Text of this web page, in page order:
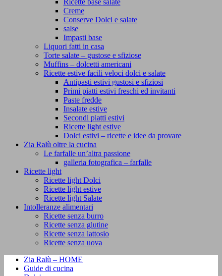
Ricette base salate
Creme
Conserve Dolci e salate
salse
Impasti base
Liquori fatti in casa
Torte salate – gustose e sfiziose
Muffins – dolcetti americani
Ricette estive facili veloci dolci e salate
Antipasti estivi gustosi e sfiziosi
Primi piatti estivi freschi ed invitanti
Paste fredde
Insalate estive
Secondi piatti estivi
Ricette light estive
Dolci estivi – ricette e idee da provare
Zia Ralù oltre la cucina
Le farfalle un’altra passione
galleria fotografica – farfalle
Ricette light
Ricette light Dolci
Ricette light estive
Ricette light Salate
Intolleranze alimentari
Ricette senza burro
Ricette senza glutine
Ricette senza lattosio
Ricette senza uova
Zia Ralù – HOME
Guide di cucina